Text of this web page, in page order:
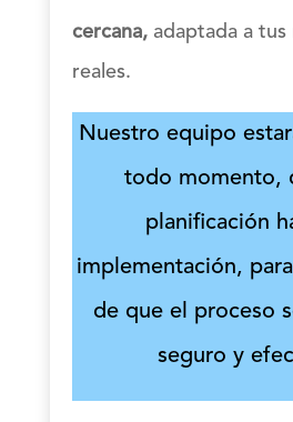
cercana,adaptada a tus
reales.
Nuestro equipo
todo momento,
planificación
implementación,
de que el proceso
seguro y